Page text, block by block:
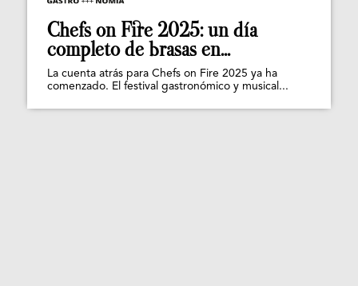
Chefs on Fire 2025: un día
completo de brasas en...
La cuenta atrás para Chefs on Fire 2025 ya ha
comenzado. El festival gastronómico y musical...